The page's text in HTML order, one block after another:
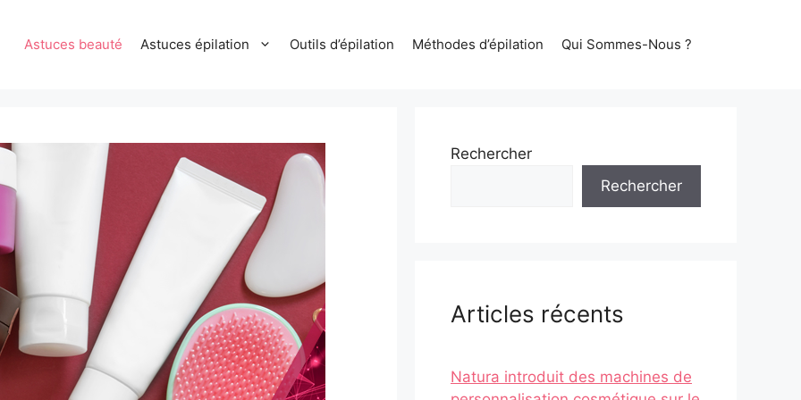
Astuces beauté Astuces épilation Outils d’épilation Méthodes d’épilation Qui Sommes-Nous ?
Rechercher
Rechercher
Articles récents
Natura introduit des machines de